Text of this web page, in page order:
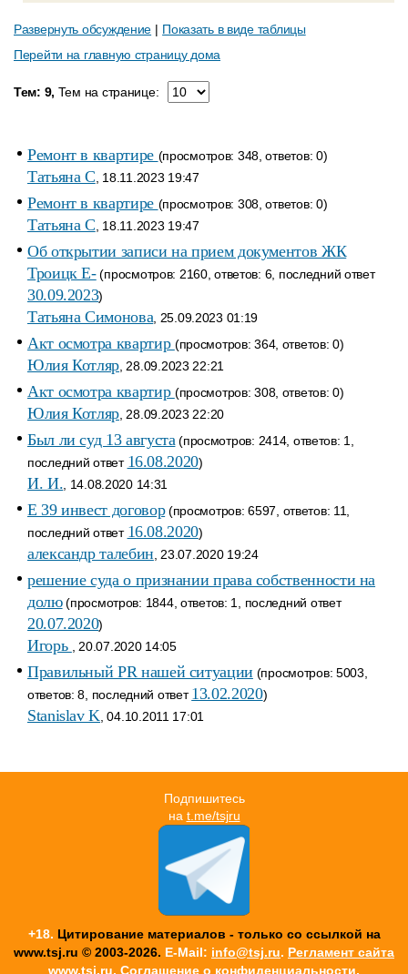
Развернуть обсуждение | Показать в виде таблицы
Перейти на главную страницу дома
Тем: 9, Тем на странице:
Ремонт в квартире (просмотров: 348, ответов: 0)
Татьяна С , 18.11.2023 19:47
Ремонт в квартире (просмотров: 308, ответов: 0)
Татьяна С , 18.11.2023 19:47
Об открытии записи на прием документов ЖК
Троицк Е-(просмотров: 2160, ответов: 6, последний ответ
30.09.2023)
Татьяна Симонова , 25.09.2023 01:19
Акт осмотра квартир (просмотров: 364, ответов: 0)
Юлия Котляр , 28.09.2023 22:21
Акт осмотра квартир (просмотров: 308, ответов: 0)
Юлия Котляр , 28.09.2023 22:20
Был ли суд 13 августа (просмотров: 2414, ответов: 1,
последний ответ 16.08.2020)
И. И. , 14.08.2020 14:31
Е 39 инвест договор(просмотров: 6597, ответов: 11,
последний ответ 16.08.2020)
александр талебин , 23.07.2020 19:24
решение суда о признании права собственности на
долю(просмотров: 1844, ответов: 1, последний ответ
20.07.2020)
Игорь , 20.07.2020 14:05
Правильный PR нашей ситуации (просмотров: 5003,
ответов: 8, последний ответ13.02.2020)
Stanislav K , 04.10.2011 17:01
Подпишитесь
на t.me/tsjru
+18. Цитирование материалов - только со ссылкой на
www.tsj.ru © 2003-2026. E-Mail: info@tsj.ru. Регламент сайта
www.tsj.ru, Соглашение о конфиденциальности,